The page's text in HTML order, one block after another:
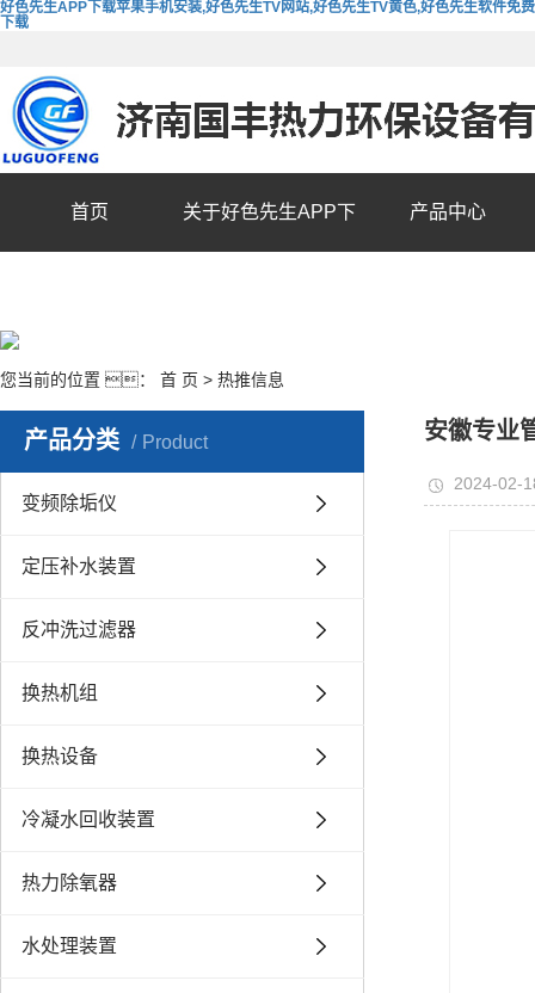
好色先生APP下载苹果手机安装,好色先生TV网站,好色先生TV黄色,好色先生软件免费
下载
首页 关于好色先生APP下 产品中心
您当前的位置 ： 首 页 > 热推信息
产品分类 Product
变频除垢仪
定压补水装置
反冲洗过滤器
换热机组
换热设备
冷凝水回收装置
热力除氧器
水处理装置
安徽专业
2024-02-